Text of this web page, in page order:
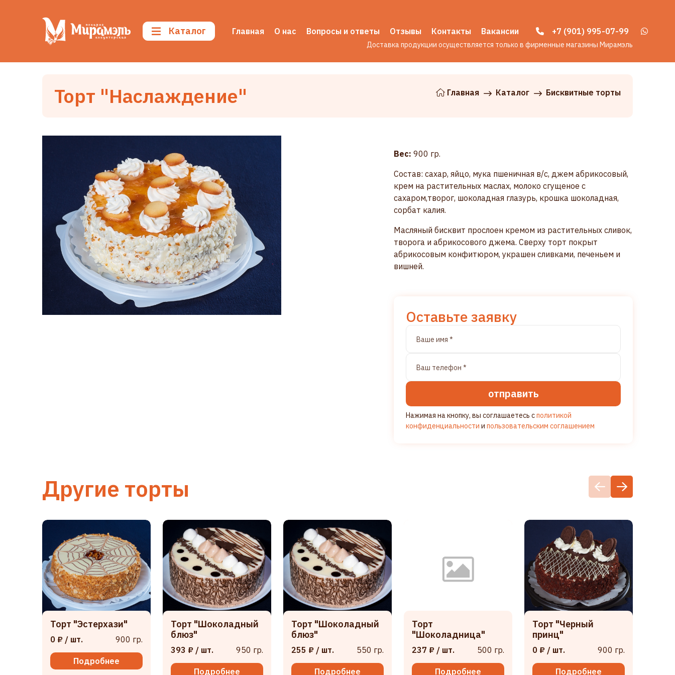
Каталог Главная О нас Вопросы и ответы Отзывы Контакты Вакансии +7 (901) 995-07-99
Доставка продукции осуществляется только в фирменные магазины Мирамэль
Торт "Наслаждение" Главная Каталог Бисквитные торты
Вес: 900 гр.
Состав: сахар, яйцо, мука пшеничная в/с, джем абрикосовый,
крем на растительных маслах, молоко сгущеное с
сахаром,творог, шоколадная глазурь, крошка шоколадная,
сорбат калия.
Масляный бисквит прослоен кремом из растительных сливок,
творога и абрикосового джема. Сверху торт покрыт
абрикосовым конфитюром, украшен сливками, печеньем и
вишней.
Оставьте заявку
отправить
Нажимая на кнопку, вы соглашаетесь сполитикой
конфиденциальности и пользовательским соглашением
Другие торты
Торт "Эстерхази"
0 ₽ / шт. 900 гр.
Подробнее
Торт "Шоколадный
блюз"
393 ₽ / шт. 950 гр.
Подробнее
Торт "Шоколадный
блюз"
255 ₽ / шт. 550 гр.
Подробнее
Торт
"Шоколадница"
237 ₽ / шт. 500 гр.
Подробнее
Торт "Черный
принц"
0 ₽ / шт. 900 гр.
Подробнее